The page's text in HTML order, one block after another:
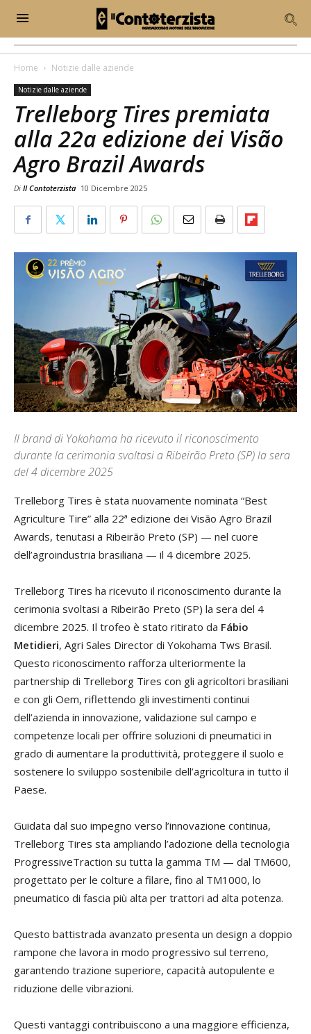
Home Notizie dalle aziende
Notizie dalle aziende
Trelleborg Tires premiata
alla 22a edizione dei Visão
Agro Brazil Awards
Di Il Contoterzista 10 Dicembre 2025
Il brand di Yokohama ha ricevuto il riconoscimento
durante la cerimonia svoltasi a Ribeirão Preto (SP) la sera
del 4 dicembre 2025
Trelleborg Tires è stata nuovamente nominata “Best
Agriculture Tire” alla 22ª edizione dei Visão Agro Brazil
Awards, tenutasi a Ribeirão Preto (SP) — nel cuore
dell’agroindustria brasiliana — il 4 dicembre 2025.
Trelleborg Tires ha ricevuto il riconoscimento durante la
cerimonia svoltasi a Ribeirão Preto (SP) la sera del 4
dicembre 2025. Il trofeo è stato ritirato da Fábio
Metidieri, Agri Sales Director di Yokohama Tws Brasil.
Questo riconoscimento rafforza ulteriormente la
partnership di Trelleborg Tires con gli agricoltori brasiliani
e con gli Oem, riflettendo gli investimenti continui
dell’azienda in innovazione, validazione sul campo e
competenze locali per offrire soluzioni di pneumatici in
grado di aumentare la produttività, proteggere il suolo e
sostenere lo sviluppo sostenibile dell’agricoltura in tutto il
Paese.
Guidata dal suo impegno verso l’innovazione continua,
Trelleborg Tires sta ampliando l’adozione della tecnologia
ProgressiveTraction su tutta la gamma TM — dal TM600,
progettato per le colture a filare, fino al TM1000, lo
pneumatico di fascia più alta per trattori ad alta potenza.
Questo battistrada avanzato presenta un design a doppio
rampone che lavora in modo progressivo sul terreno,
garantendo trazione superiore, capacità autopulente e
riduzione delle vibrazioni.
Questi vantaggi contribuiscono a una maggiore efficienza,